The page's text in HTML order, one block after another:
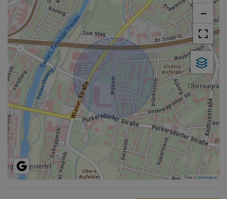
−
Tiles ©basemap.at